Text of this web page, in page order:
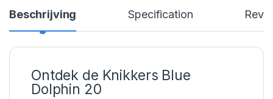
Beschrijving Specification
Ontdek de Knikkers Blue
Dolphin 20